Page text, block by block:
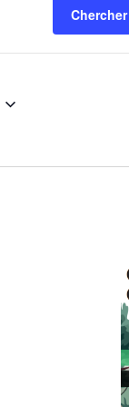
Chercher